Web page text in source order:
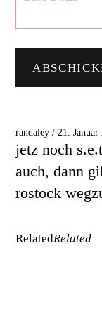
randaley / 21.
jetz noch
auch, dann
rostock
RelatedRelated